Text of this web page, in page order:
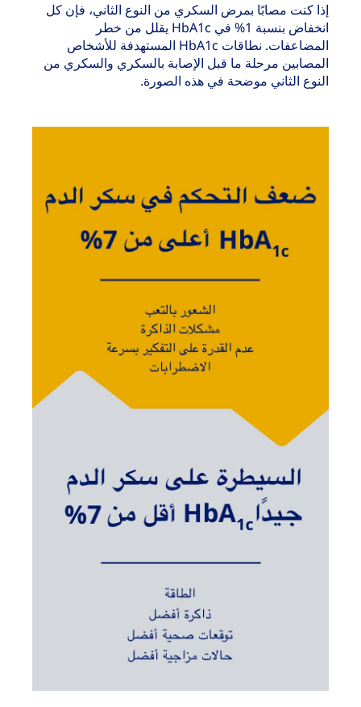
إذا كنت مصابًا بمرض السكري من النوع الثاني، فإن كل
انخفاض بنسبة 1% في HbA1c يقلل من خطر
المضاعفات. نطاقات HbA1c المستهدفة للأشخاص
المصابين مرحلة ما قبل الإصابة بالسكري والسكري من
النوع الثاني موضحة في هذه الصورة.